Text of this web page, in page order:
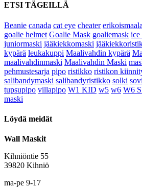
ETSI TÄGEILLÄ
Beanie canada cat eye cheater
goalie helmet Goalie Mask goaliemask ice
juniormaski jääkiekkomaski
kypärä leukakuppi Maalivahdin kypärä
maalivahdinmaski Maalivahdin Maski
pehmustesarja pipo ristikko ristikon
salibandymaski salibandyristikko solki
tupsupipo villapipo W1 KID w5 w6 W6
maski
Löydä meidät
Wall Maskit
Kihniöntie 55
39820 Kihniö
ma-pe 9-17